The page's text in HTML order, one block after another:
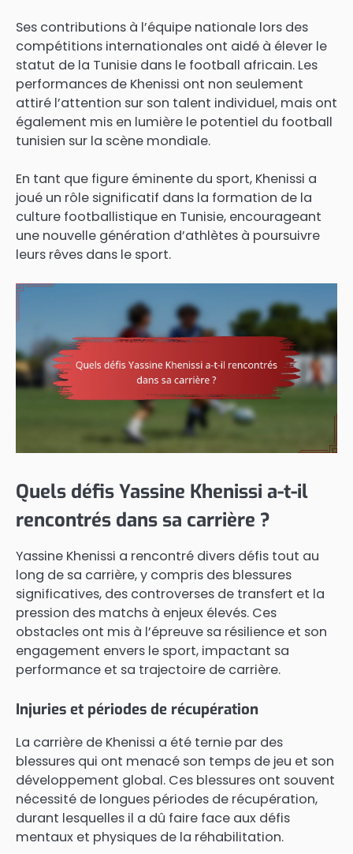
Ses contributions à l’équipe nationale lors des
compétitions internationales ont aidé à élever le
statut de la Tunisie dans le football africain. Les
performances de Khenissi ont non seulement
attiré l’attention sur son talent individuel, mais ont
également mis en lumière le potentiel du football
tunisien sur la scène mondiale.
En tant que figure éminente du sport, Khenissi a
joué un rôle significatif dans la formation de la
culture footballistique en Tunisie, encourageant
une nouvelle génération d’athlètes à poursuivre
leurs rêves dans le sport.
Quels défis Yassine Khenissi a-t-il
rencontrés dans sa carrière ?
Yassine Khenissi a rencontré divers défis tout au
long de sa carrière, y compris des blessures
significatives, des controverses de transfert et la
pression des matchs à enjeux élevés. Ces
obstacles ont mis à l’épreuve sa résilience et son
engagement envers le sport, impactant sa
performance et sa trajectoire de carrière.
Injuries et périodes de récupération
La carrière de Khenissi a été ternie par des
blessures qui ont menacé son temps de jeu et son
développement global. Ces blessures ont souvent
nécessité de longues périodes de récupération,
durant lesquelles il a dû faire face aux défis
mentaux et physiques de la réhabilitation.